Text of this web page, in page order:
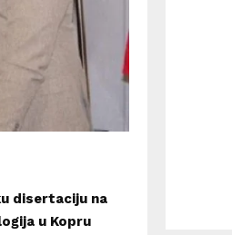
disertaciju na
u Kopru